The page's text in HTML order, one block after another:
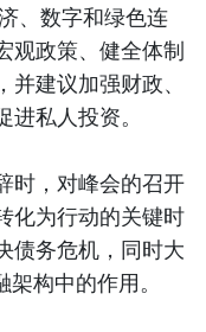
、数字和绿色连
观政策、健全体制
建议加强财政、
私人投资。
时，对峰会的召开
化为行动的关键时
债务危机，同时大
构中的作用。